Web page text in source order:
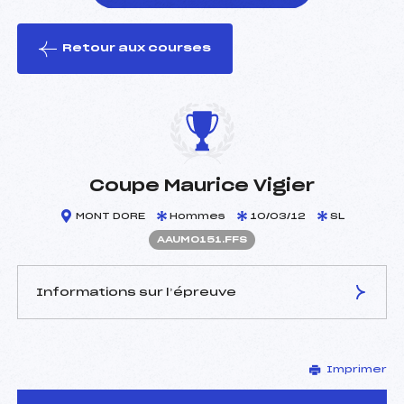
le ski
Retour aux courses
Coupe Maurice Vigier
MONT DORE Hommes 10/03/12 SL
AAUM0151.FFS
Informations sur l’épreuve
CARSAC CLAUDE ()
Arbitre :
NANGERONI SERGE (AU)
Imprimer